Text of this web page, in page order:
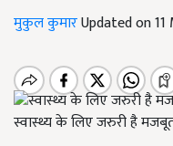
मुकुल कुमारUpdated on 11
स्वास्थ्य के लिए जरुरी है